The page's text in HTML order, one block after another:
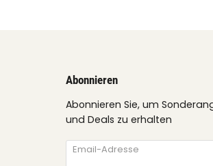
Abonnieren
Abonnieren Sie, um
und Deals zu erhalten
Email-Adresse